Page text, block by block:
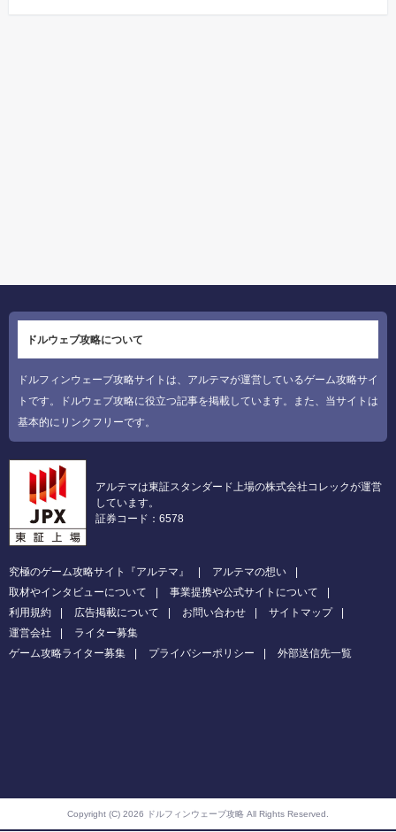
ドルウェブ攻略について
ドルフィンウェーブ攻略サイトは、アルテマが運営しているゲーム攻略サイ
トです。ドルウェブ攻略に役立つ記事を掲載しています。また、当サイトは
基本的にリンクフリーです。
アルテマは東証スタンダード上場の株式会社コレックが運営
しています。
証券コード：6578
究極のゲーム攻略サイト『アルテマ』
アルテマの想い
取材やインタビューについて
事業提携や公式サイトについて
利用規約
広告掲載について お問い合わせ
サイトマップ
運営会社
ライター募集
ゲーム攻略ライター募集
プライバシーポリシー 外部送信先一覧
Copyright (C) 2026 ドルフィンウェーブ攻略 All Rights Reserved.